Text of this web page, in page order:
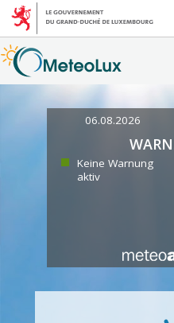
06.08.2026
Keine Warnung
aktiv